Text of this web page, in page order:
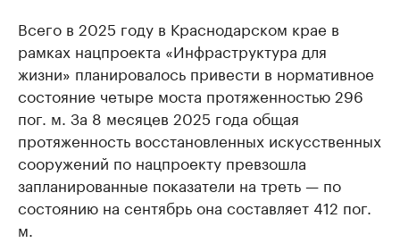
Всего в 2025 году в Краснодарском крае в
рамках нацпроекта «Инфраструктура для
жизни» планировалось привести в нормативное
состояние четыре моста протяженностью 296
пог. м. За 8 месяцев 2025 года общая
протяженность восстановленных искусственных
сооружений по нацпроекту превзошла
запланированные показатели на треть — по
состоянию на сентябрь она составляет 412 пог.
м.